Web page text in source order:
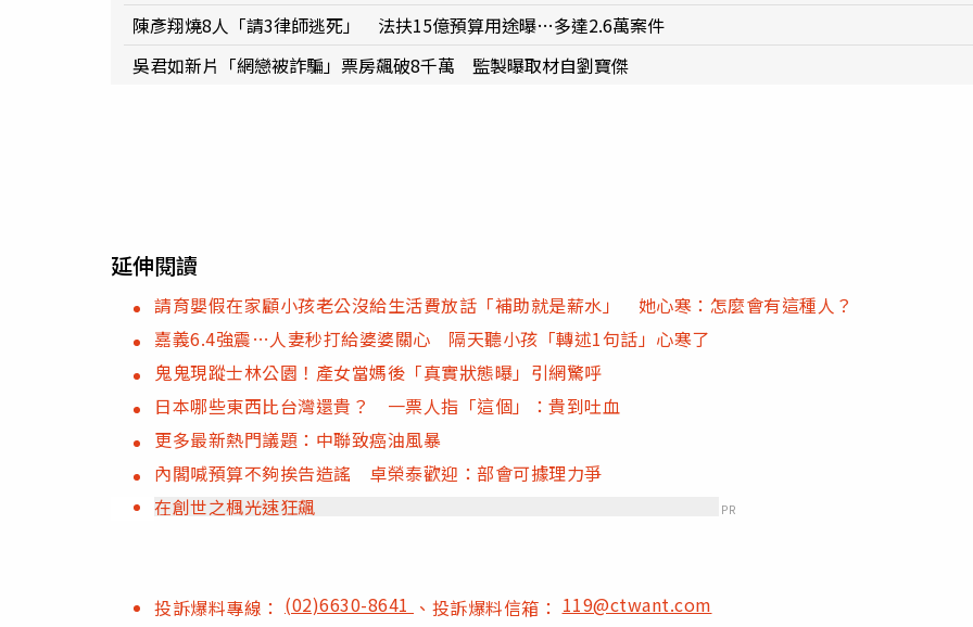
陳彥翔燒8人「請3律師逃死」 法扶15億預算用途曝…多達2.6萬案件
吳君如新片「網戀被詐騙」票房飆破8千萬 監製曝取材自劉寶傑
延伸閱讀
請育嬰假在家顧小孩老公沒給生活費放話「補助就是薪水」 她心寒：怎麼會有這種人？
嘉義6.4強震…人妻秒打給婆婆關心 隔天聽小孩「轉述1句話」心寒了
鬼鬼現蹤士林公園！產女當媽後「真實狀態曝」引網驚呼
日本哪些東西比台灣還貴？ 一票人指「這個」：貴到吐血
更多最新熱門議題：中聯致癌油風暴
內閣喊預算不夠挨告造謠 卓榮泰歡迎：部會可據理力爭
在創世之楓光速狂飆
PR
投訴爆料專線： (02)6630-8641 、投訴爆料信箱：119@ctwant.com